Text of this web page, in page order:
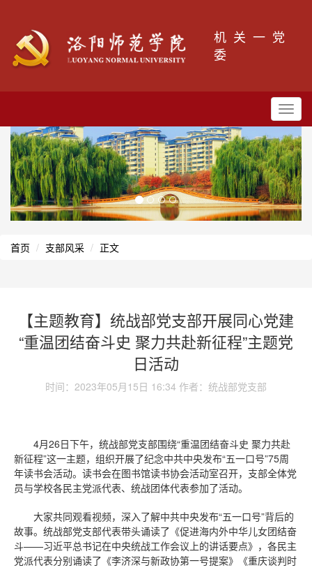
机关一党
委
首页 支部风采 正文
【主题教育】统战部党支部开展同心党建
“重温团结奋斗史 聚力共赴新征程”主题党
日活动
时间：2023年05月15日 16:34 作者：统战部党支部
4月26日下午，统战部党支部围绕“重温团结奋斗史 聚力共赴
新征程”这一主题，组织开展了纪念中共中央发布“五一口号”75周
年读书会活动。读书会在图书馆读书协会活动室召开，支部全体党
员与学校各民主党派代表、统战团体代表参加了活动。
大家共同观看视频，深入了解中共中央发布“五一口号”背后的
故事。统战部党支部代表带头诵读了《促进海内外中华儿女团结奋
斗——习近平总书记在中央统战工作会议上的讲话要点》，各民主
党派代表分别诵读了《李济深与新政协第一号提案》《重庆谈判时